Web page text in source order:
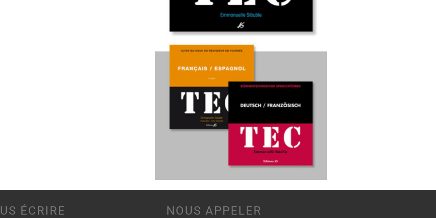
ÉCRIRE NOUS APPELER